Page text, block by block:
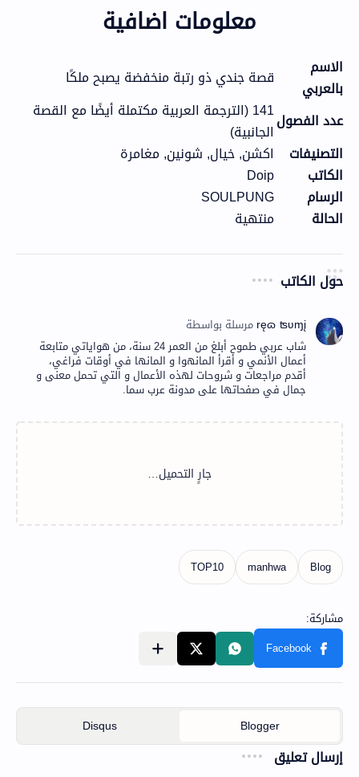
معلومات اضافية
الاسم
بالعربي
قصة جندي ذو رتبة منخفضة يصبح ملكًا
عدد الفصول
141 (الترجمة العربية مكتملة أيضًا مع القصة
الجانبية)
التصنيفات
اكشن, خيال, شونين, مغامرة
الكاتب
Doip
الرسام
SOULPUNG
الحالة
منتهية
حول الكاتب
شاب عربي طموح أبلغ من العمر 24 سنة، من هواياتي متابعة
أعمال الأنمي و أقرأ المانهوا و المانها في أوقات فراغي،
أقدم مراجعات و شروحات لهذه الأعمال و التي تحمل معنى و
جمال في صفحاتها على مدونة عرب سما.
إرسال تعليق